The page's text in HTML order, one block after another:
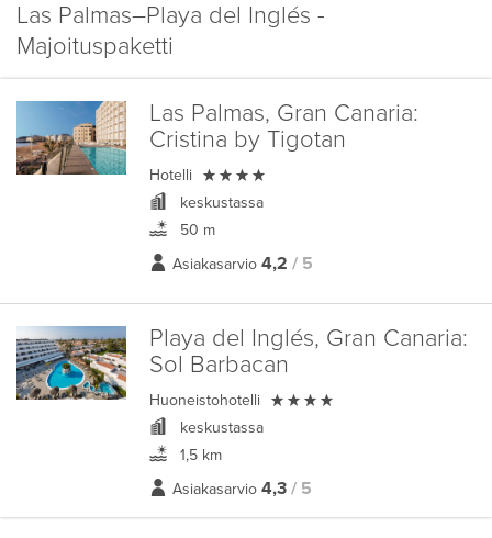
Las Palmas–Playa del Inglés -
Majoituspaketti
Las Palmas, Gran Canaria:
Cristina by Tigotan
Hotelli 
keskustassa
50 m
Asiakasarvio 4,2 / 5
Playa del Inglés, Gran Canaria:
Sol Barbacan
Huoneistohotelli 
keskustassa
1,5 km
Asiakasarvio 4,3 / 5